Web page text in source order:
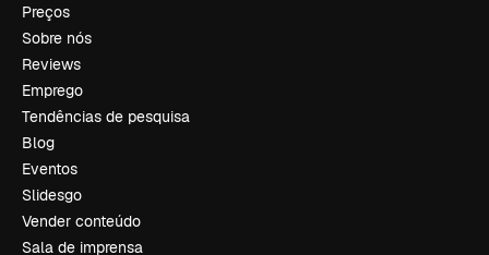
Preços
Sobre nós
Reviews
Emprego
Tendências de pesquisa
Blog
Eventos
Slidesgo
Vender conteúdo
Sala de imprensa